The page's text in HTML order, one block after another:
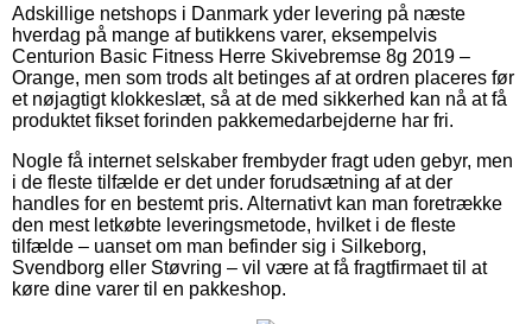
Adskillige netshops i Danmark yder levering på næste
hverdag på mange af butikkens varer, eksempelvis
Centurion Basic Fitness Herre Skivebremse 8g 2019 –
Orange, men som trods alt betinges af at ordren placeres før
et nøjagtigt klokkeslæt, så at de med sikkerhed kan nå at få
produktet fikset forinden pakkemedarbejderne har fri.
Nogle få internet selskaber frembyder fragt uden gebyr, men
i de fleste tilfælde er det under forudsætning af at der
handles for en bestemt pris. Alternativt kan man foretrække
den mest letkøbte leveringsmetode, hvilket i de fleste
tilfælde – uanset om man befinder sig i Silkeborg,
Svendborg eller Støvring – vil være at få fragtfirmaet til at
køre dine varer til en pakkeshop.